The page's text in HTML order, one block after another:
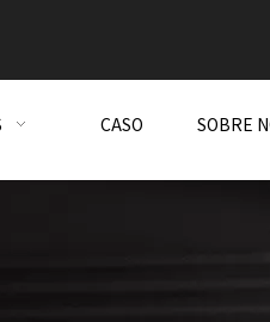
CASO SOBRE